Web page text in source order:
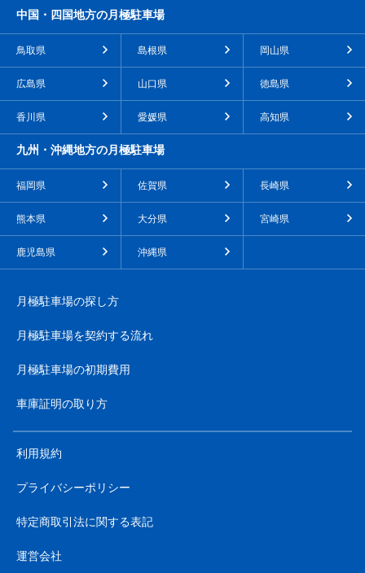
中国・四国地方の月極駐車場
鳥取県 島根県 岡山県
広島県 山口県 徳島県
香川県 愛媛県 高知県
九州・沖縄地方の月極駐車場
福岡県 佐賀県 長崎県
熊本県 大分県 宮崎県
鹿児島県 沖縄県
月極駐車場の探し方
月極駐車場を契約する流れ
月極駐車場の初期費用
車庫証明の取り方
利用規約
プライバシーポリシー
特定商取引法に関する表記
運営会社